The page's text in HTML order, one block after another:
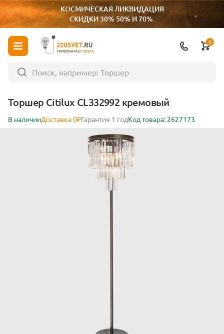
КОСМИЧЕСКАЯ ЛИКВИДАЦИЯ
СКИДКИ 30% 50% И 70%.
ГИПЕРМАРКЕТ СВЕТА
0
Торшер Citilux CL332992 кремовый
В наличииДоставка 0₽Гарантия 1 годКод товара: 2627173